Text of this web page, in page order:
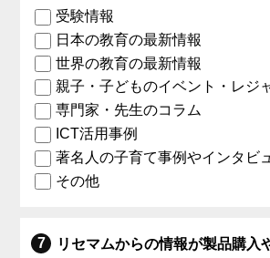
受験情報
日本の教育の最新情報
世界の教育の最新情報
親子・子どものイベント・レジ
専門家・先生のコラム
ICT活用事例
著名人の子育て事例やインタビ
その他
リセマムからの情報が製品購入